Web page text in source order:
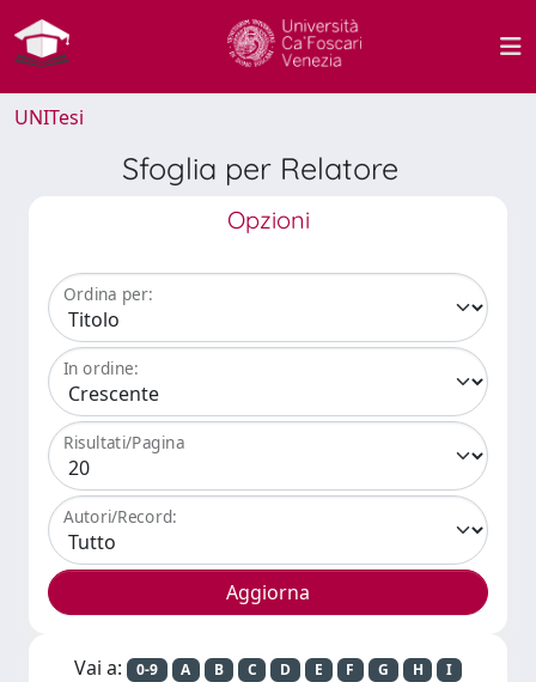
UNITesi
Sfoglia per Relatore
Opzioni
Ordina per:
In ordine:
Risultati/Pagina
Autori/Record:
Vai a: 0-9 A B C D E F G H
I